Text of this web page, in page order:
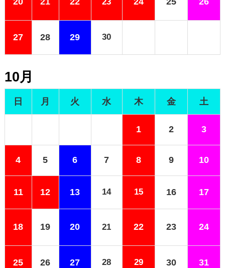
27 28 29 30
10月
日 月 火 水 木 金 土
1 2 3
4 5 6 7 8 9 10
11 12 13 14 15 16 17
18 19 20 21 22 23 24
25 26 27 28 29 30 31